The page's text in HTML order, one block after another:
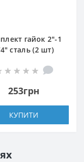
гайок 2″-1
сталь (2 шт)
253грн
КУПИТИ